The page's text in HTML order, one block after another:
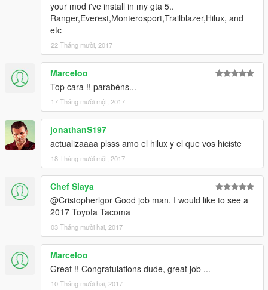
your mod i've install in my gta 5..
Ranger,Everest,Monterosport,Trailblazer,Hilux, and
etc
22 Tháng mười, 2017
Marceloo
Top cara !! parabéns...
17 Tháng mười một, 2017
jonathanS197
actualizaaaa plsss amo el hilux y el que vos hiciste
18 Tháng mười một, 2017
Chef Slaya
@Cristopherlgor Good job man. I would like to see a
2017 Toyota Tacoma
03 Tháng mười hai, 2017
Marceloo
Great !! Congratulations dude, great job ...
10 Tháng mười hai, 2017